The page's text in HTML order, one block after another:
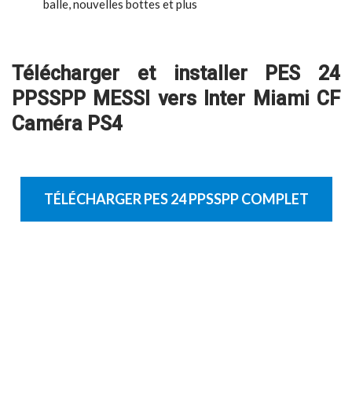
balle, nouvelles bottes et plus
Télécharger et installer PES 24
PPSSPP MESSI vers Inter Miami CF
Caméra PS4
TÉLÉCHARGER PES 24 PPSSPP COMPLET